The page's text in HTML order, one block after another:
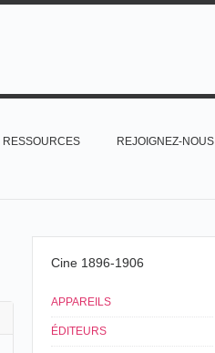
RESSOURCES REJOIGNEZ-NOUS
Cine 1896-1906
APPAREILS
ÉDITEURS